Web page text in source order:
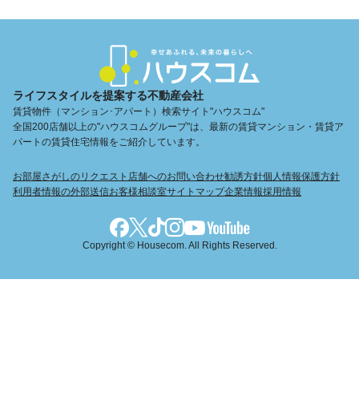
ライフスタイルを提案する不動産会社
賃貸物件（マンション･アパート）検索サイト"ハウスコム"
全国200店舗以上の"ハウスコムグループ"は、最新の賃貸マンション・賃貸ア
パートの賃貸住宅情報をご紹介しています。
お部屋さがしのリクエスト 店舗へのお問い合わせ勧誘方針個人情報保護方針
利用者情報の外部送信お客様相談室サイトマップ企業情報採用情報
Copyright © Housecom. All Rights Reserved.